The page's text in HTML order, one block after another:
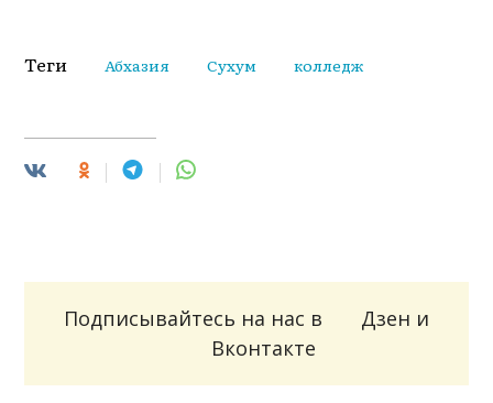
Теги Абхазия Сухум колледж
Подписывайтесь на нас в Дзен и
Вконтакте